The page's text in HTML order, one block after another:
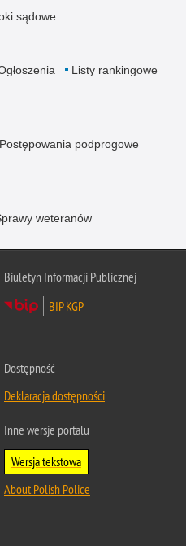
sądowe
Listy rankingowe
Postępowania podprogowe
weteranów
Biuletyn Informacji Publicznej
BIP KGP
Dostępność
Deklaracja dostępności
Inne wersje portalu
Wersja tekstowa
About Polish Police